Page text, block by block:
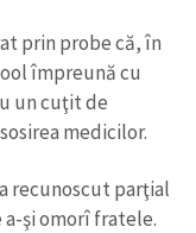
prin probe că, în
împreună cu
un cuţit de
medicilor.
recunoscut parţial
a-şi omorî fratele.